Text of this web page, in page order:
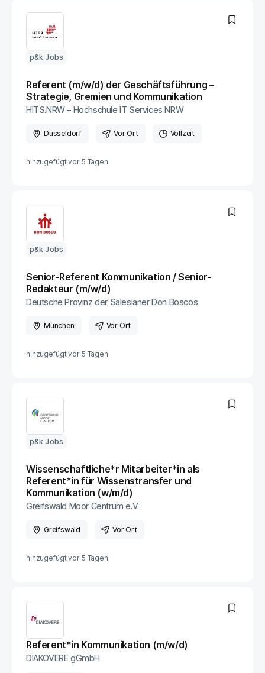
p&k Jobs
Referent (m/w/d) der Geschäftsführung –
Strategie, Gremien und Kommunikation
HITS.NRW – Hochschule IT Services NRW
Düsseldorf Vor Ort Vollzeit
hinzugefügt vor 5 Tagen
p&k Jobs
Senior-Referent Kommunikation / Senior-
Redakteur (m/w/d)
Deutsche Provinz der Salesianer Don Boscos
München Vor Ort
hinzugefügt vor 5 Tagen
p&k Jobs
Wissenschaftliche*r Mitarbeiter*in als
Referent*in für Wissenstransfer und
Kommunikation (w/m/d)
Greifswald Moor Centrum e.V.
Greifswald Vor Ort
hinzugefügt vor 5 Tagen
Referent*in Kommunikation (m/w/d)
DIAKOVERE gGmbH